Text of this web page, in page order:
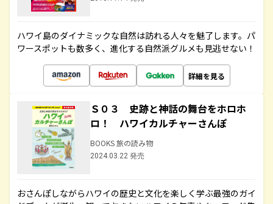
ハワイ島のダイナミックな自然は訪れる人々を魅了します。パ
ワースポットも数多く、進化する自然派グルメも見逃せない！
詳細を見る
Ｓ０３ 史跡と神話の舞台をホロホ
ロ！ ハワイカルチャーさんぽ
BOOKS 旅の読み物
2024.03.22 発売
おさんぽしながらハワイの歴史と文化を楽しく学ぶ最強のガイ